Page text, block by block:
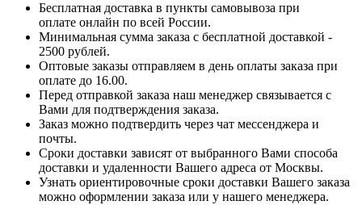
Бесплатная доставка в пункты самовывоза при
оплате онлайн по всей России.
Минимальная сумма заказа с бесплатной доставкой -
2500 рублей.
Оптовые заказы отправляем в день оплаты заказа при
оплате до 16.00.
Перед отправкой заказа наш менеджер связывается с
Вами для подтверждения заказа.
Заказ можно подтвердить через чат мессенджера и
почты.
Сроки доставки зависят от выбранного Вами способа
доставки и удаленности Вашего адреса от Москвы.
Узнать ориентировочные сроки доставки Вашего заказа
можно оформлении заказа или у нашего менеджера.